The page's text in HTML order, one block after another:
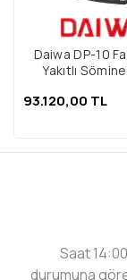
Daiwa DP-10
Yakıtlı
93.120,00 TL
Saat
durumuna